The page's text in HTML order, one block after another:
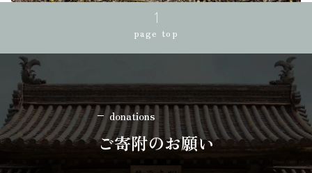
page top
donations
ご寄附のお願い